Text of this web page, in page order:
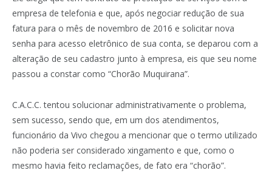
empresa de telefonia e que, após negociar redução de sua
fatura para o mês de novembro de 2016 e solicitar nova
senha para acesso eletrônico de sua conta, se deparou com a
alteração de seu cadastro junto à empresa, eis que seu nome
passou a constar como “Chorão Muquirana”.
C.A.C.C. tentou solucionar administrativamente o problema,
sem sucesso, sendo que, em um dos atendimentos,
funcionário da Vivo chegou a mencionar que o termo utilizado
não poderia ser considerado xingamento e que, como o
mesmo havia feito reclamações, de fato era “chorão”.